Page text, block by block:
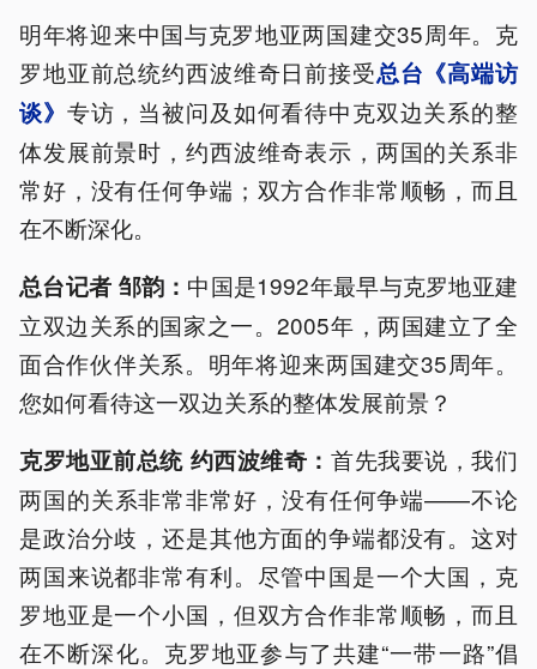
明年将迎来中国与克罗地亚两国建交35周年。克
罗地亚前总统约西波维奇日前接受总台《高端访
谈》 专访，当被问及如何看待中克双边关系的整
体发展前景时，约西波维奇表示，两国的关系非
常好，没有任何争端；双方合作非常顺畅，而且
在不断深化。
总台记者 邹韵： 中国是1992年最早与克罗地亚建
立双边关系的国家之一。2005年，两国建立了全
面合作伙伴关系。明年将迎来两国建交35周年。
您如何看待这一双边关系的整体发展前景？
克罗地亚前总统 约西波维奇： 首先我要说，我们
两国的关系非常非常好，没有任何争端——不论
是政治分歧，还是其他方面的争端都没有。这对
两国来说都非常有利。尽管中国是一个大国，克
罗地亚是一个小国，但双方合作非常顺畅，而且
在不断深化。克罗地亚参与了共建“一带一路”倡